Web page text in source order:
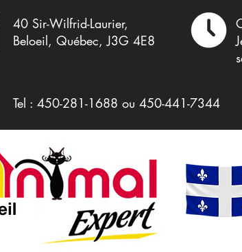
40 Sir-Wilfrid-Laurier,
Beloeil, Québec, J3G 4E8
Tel : 450-281-1688 ou 450-441-7344